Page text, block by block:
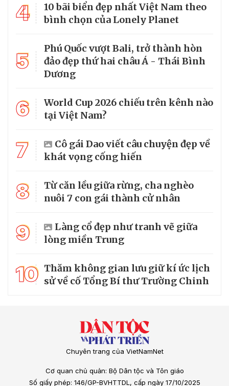
4
10 bãi biển đẹp nhất Việt Nam theo
bình chọn của Lonely Planet
5
Phú Quốc vượt Bali, trở thành hòn
đảo đẹp thứ hai châu Á - Thái Bình
Dương
6
World Cup 2026 chiếu trên kênh nào
tại Việt Nam?
7
Cô gái Dao viết câu chuyện đẹp về
khát vọng cống hiến
8
Từ căn lều giữa rừng, cha nghèo
nuôi 7 con gái thành cử nhân
9
Làng cổ đẹp như tranh vẽ giữa
lòng miền Trung
10 Thăm không gian lưu giữ kí ức lịch
sử về cố Tổng Bí thư Trường Chinh
Chuyên trang của VietNamNet
Cơ quan chủ quản: Bộ Dân tộc và Tôn giáo
Số giấy phép: 146/GP-BVHTTDL, cấp ngày 17/10/2025